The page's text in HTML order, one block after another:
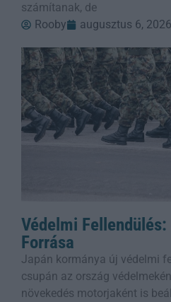
számítanak, de
Rooby
augusztus 6, 2026
Védelmi
Forrása
Japán kormánya új védelmi
csupán az ország
növekedés motorjaként is